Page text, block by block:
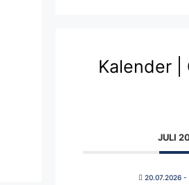
Kalender |
JULI
20.07.2026 -